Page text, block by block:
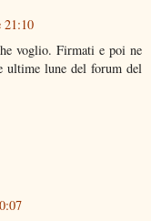
21:10
voglio. Firmati e poi ne
ultime lune del forum del